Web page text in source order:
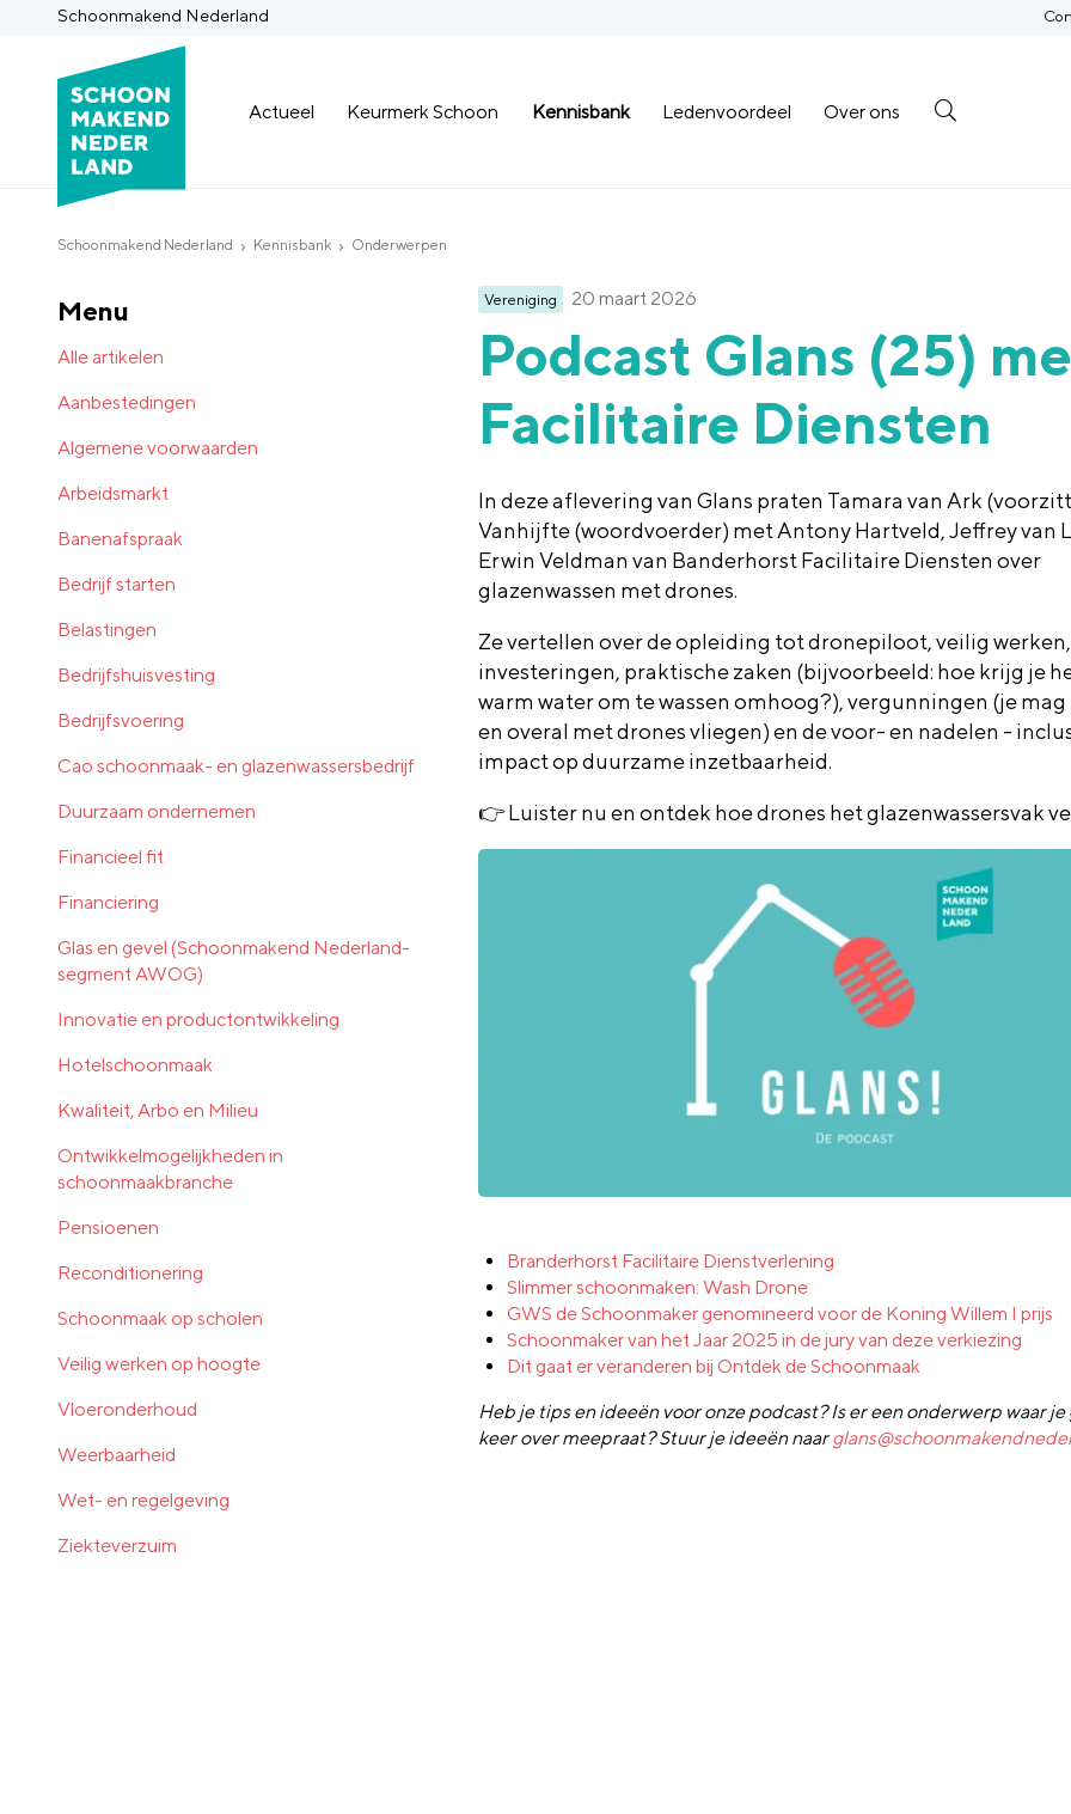
Schoonmakend Nederland
Actueel Keurmerk Schoon Kennisbank Ledenvoordeel Over ons
Schoonmakend Nederland Kennisbank Onderwerpen
Vereniging 20 maart 2026
Podcast Glans (25)
Facilitaire Diensten
In deze aflevering van Glans praten Tamara van Ark
Vanhijfte (woordvoerder) met Antony Hartveld, Jeffrey van
Erwin Veldman van Banderhorst Facilitaire Diensten over
glazenwassen met drones.
Ze vertellen over de opleiding tot dronepiloot, veilig werken,
investeringen, praktische zaken (bijvoorbeeld: hoe krijg je
warm water om te wassen omhoog?), vergunningen (je
en overal met drones vliegen) en de voor- en nadelen -
impact op duurzame inzetbaarheid.
👉 Luister nu en ontdek hoe drones het glazenwassersvak
Branderhorst Facilitaire Dienstverlening
Slimmer schoonmaken: Wash Drone
GWS de Schoonmaker genomineerd voor de Koning Willem I prijs
Schoonmaker van het Jaar 2025 in de jury van deze verkiezing
Dit gaat er veranderen bij Ontdek de Schoonmaak
Heb je tips en ideeën voor onze podcast? Is er een onderwerp waar je
keer over meepraat? Stuur je ideeën naar
Menu
Alle artikelen
Aanbestedingen
Algemene voorwaarden
Arbeidsmarkt
Banenafspraak
Bedrijf starten
Belastingen
Bedrijfshuisvesting
Bedrijfsvoering
Cao schoonmaak- en glazenwassersbedrijf
Duurzaam ondernemen
Financieel fit
Financiering
Glas en gevel (Schoonmakend Nederland-
segment AWOG)
Innovatie en productontwikkeling
Hotelschoonmaak
Kwaliteit, Arbo en Milieu
Ontwikkelmogelijkheden in
schoonmaakbranche
Pensioenen
Reconditionering
Schoonmaak op scholen
Veilig werken op hoogte
Vloeronderhoud
Weerbaarheid
Wet- en regelgeving
Ziekteverzuim